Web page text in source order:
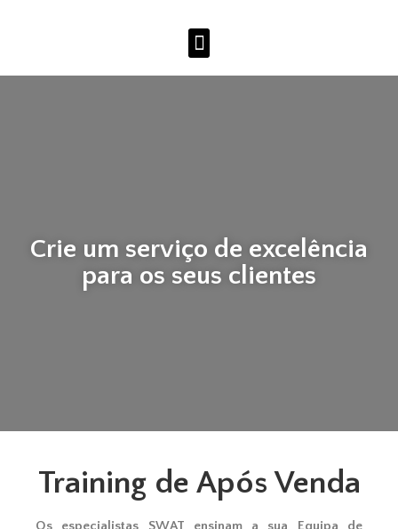
Crie um serviço de excelência
para os seus clientes
Training de Após Venda